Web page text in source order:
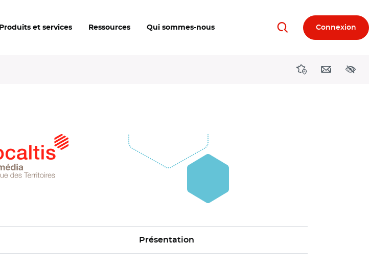
Produits et services Ressources Qui sommes-nous RechercherConnexion
DirectionsContact
Présentation